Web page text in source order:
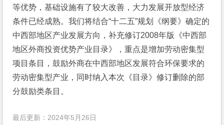
等优势，基础设施有了较大改善，大力发展开放型经济
条件已经成熟。我们将结合“十二五”规划《纲要》确定的
中西部地区产业发展方向，补充修订2008年版《中西部
地区外商投资优势产业目录》，重点是增加劳动密集型
项目条目，鼓励外商在中西部地区发展符合环保要求的
劳动密集型产业，同时纳入本次《目录》修订删除的部
分鼓励类条目。
最后更新：2024年5月26日